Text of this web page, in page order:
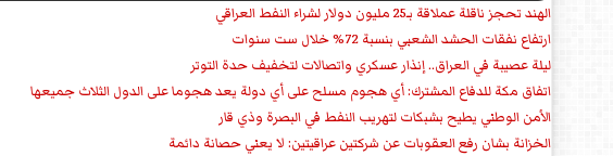
الهند تحجز ناقلة عملاقة بـ25 مليون دولار لشراء النفط العراقي
ارتفاع نفقات الحشد الشعبي بنسبة 72% خلال ست سنوات
ليلة عصيبة في العراق.. إنذار عسكري واتصالات لتخفيف حدة التوتر
‏اتفاق مكة للدفاع المشترك: أي هجوم مسلح على أي دولة يعد هجوما على الدول الثلاث جميعها
الأمن الوطني يطيح بشبكات لتهريب النفط في البصرة وذي قار
الخزانة بشان رفع العقوبات عن شركتين عراقيتين: لا يعني حصانة دائمة